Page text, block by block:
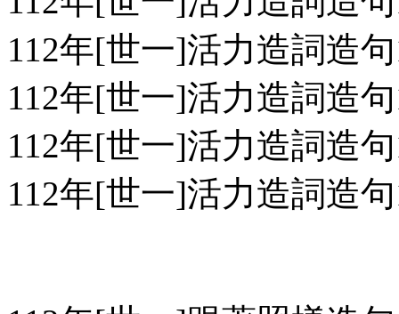
112年[世一]活力造詞造
112年[世一]活力造詞造
112年[世一]活力造詞造
112年[世一]活力造詞造